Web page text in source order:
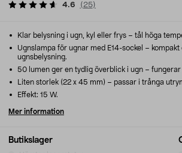
4.6 ( 25)
Butikslager
Klar belysning i ugn, kyl eller frys – tål höga
Ugnslampa för ugnar med E14-sockel –
ugnsbelysning.
50 lumen ger en tydlig överblick i ugn – fungerar
Liten storlek (22 x 45 mm) – passar i trånga
Effekt: 15 W.
Mer information